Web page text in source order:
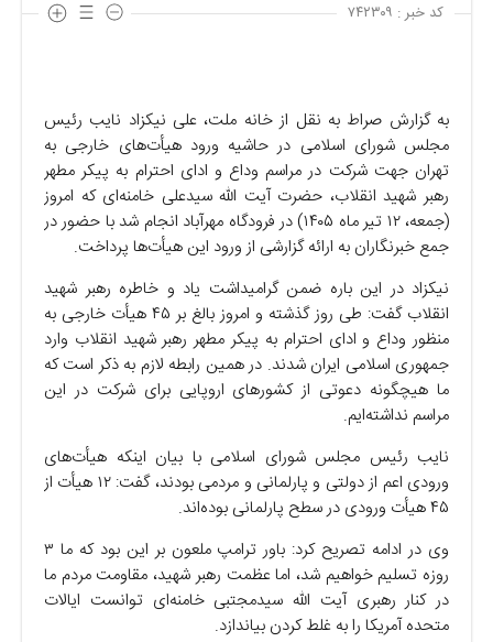
کد خبر : ۷۴۲۳۰۹
به گزارش صراط به نقل از خانه ملت، علی نیکزاد نایب رئیس
مجلس شورای اسلامی در حاشیه ورود هیأت‌های خارجی به
تهران جهت شرکت در مراسم وداع و ادای احترام به پیکر مطهر
رهبر شهید انقلاب، حضرت آیت الله سیدعلی خامنه‌ای که امروز
(جمعه، ۱۲ تیر ماه ۱۴۰۵) در فرودگاه مهرآباد انجام شد با حضور در
جمع خبرنگاران به ارائه گزارشی از ورود این هیأت‌ها پرداخت.
نیکزاد در این باره ضمن گرامیداشت یاد و خاطره رهبر شهید
انقلاب گفت: طی روز گذشته و امروز بالغ بر ۴۵ هیأت خارجی به
منظور وداع و ادای احترام به پیکر مطهر رهبر شهید انقلاب وارد
جمهوری اسلامی ایران شدند. در همین رابطه لازم به ذکر است که
ما هیچگونه دعوتی از کشور‌های اروپایی برای شرکت در این
مراسم نداشته‌ایم.
نایب رئیس مجلس شورای اسلامی با بیان اینکه هیأت‌های
ورودی اعم از دولتی و پارلمانی و مردمی بودند، گفت: ۱۲ هیأت از
۴۵ هیأت ورودی در سطح پارلمانی بوده‌اند.
وی در ادامه تصریح کرد: باور ترامپ ملعون بر این بود که ما ۳
روزه تسلیم خواهیم شد، اما عظمت رهبر شهید، مقاومت مردم ما
در کنار رهبری آیت الله سیدمجتبی خامنه‌ای توانست ایالات
متحده آمریکا را به غلط کردن بیاندازد.